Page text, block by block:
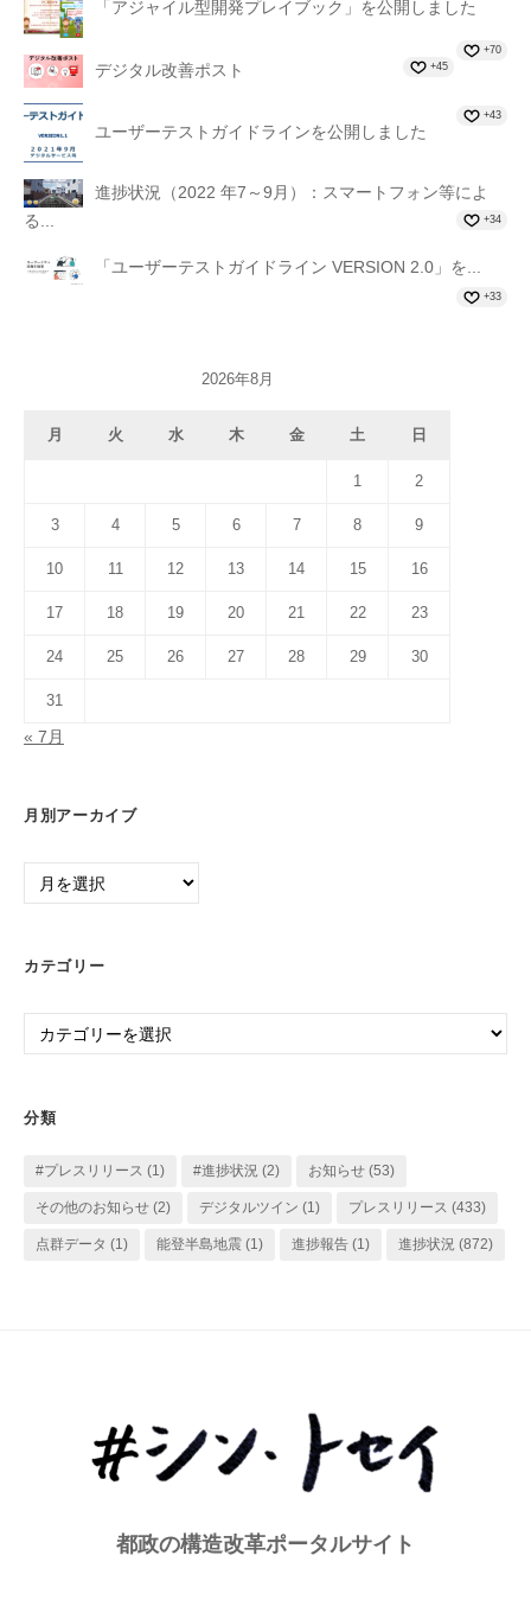
「アジャイル型開発プレイブック」を公開しました
+70
デジタル改善ポスト +45
ユーザーテストガイドラインを公開しました
+43
進捗状況（2022 年7～9月）：スマートフォン等によ
る...
+34
「ユーザーテストガイドライン VERSION 2.0」を...
+33
2026年8月
月 火 水 木 金 土 日
1 2
3 4 5 6 7 8 9
10 11 12 13 14 15 16
17 18 19 20 21 22 23
24 25 26 27 28 29 30
31
« 7月
月別アーカイブ
月
カ
カテゴリー
カ
ー
分類
#プレスリリース (1) #進捗状況 (2) お知らせ (53)
その他のお知らせ (2) デジタルツイン (1) プレスリリース (433)
点群データ (1) 能登半島地震 (1) 進捗報告 (1) 進捗状況 (872)
都政の構造改革ポータルサイト